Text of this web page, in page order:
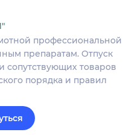
профессиональной
препаратам. Отпуск
сопутствующих товаров
порядка и правил